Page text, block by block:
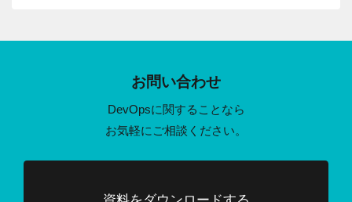
お問い合わせ
DevOpsに関することなら
お気軽にご相談ください。